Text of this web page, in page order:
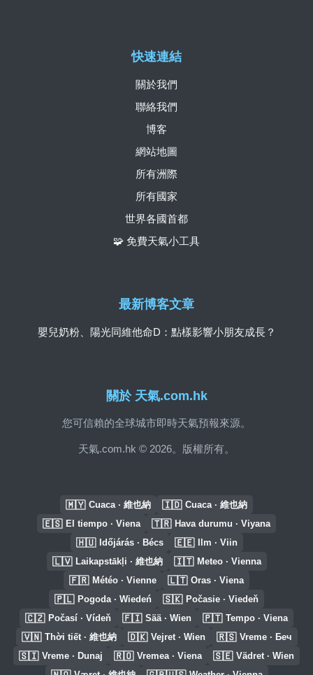
關於 天氣.com.hk
您可信賴的全球城市即時天氣預報來源。
天氣.com.hk © 2026。版權所有。
快速連結
關於我們
聯絡我們
博客
網站地圖
所有洲際
所有國家
世界各國首都
🧩 免費天氣小工具
最新博客文章
嬰兒奶粉、陽光同維他命D：點樣影響小朋友成長？
🇲🇾 Cuaca · 維也納 🇮🇩 Cuaca · 維也納
🇪🇸 El tiempo · Viena 🇹🇷 Hava durumu · Viyana
🇭🇺 Időjárás · Bécs 🇪🇪 Ilm · Viin
🇱🇻 Laikapstākļi · 維也納 🇮🇹 Meteo · Vienna
🇫🇷 Météo · Vienne 🇱🇹 Oras · Viena
🇵🇱 Pogoda · Wiedeń 🇸🇰 Počasie · Viedeň
🇨🇿 Počasí · Vídeň 🇫🇮 Sää · Wien 🇵🇹 Tempo · Viena
🇻🇳 Thời tiết · 維也納 🇩🇰 Vejret · Wien 🇷🇸 Vreme · Беч
🇸🇮 Vreme · Dunaj 🇷🇴 Vremea · Viena 🇸🇪 Vädret · Wien